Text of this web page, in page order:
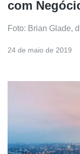
com
Foto: Brian Glade,
24 de maio de 2019